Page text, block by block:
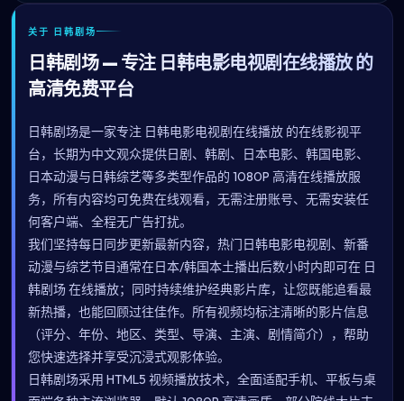
关于 日韩剧场
日韩剧场 — 专注 日韩电影电视剧在线播放 的
高清免费平台
日韩剧场是一家专注 日韩电影电视剧在线播放 的在线影视平
台，长期为中文观众提供日剧、韩剧、日本电影、韩国电影、
日本动漫与日韩综艺等多类型作品的 1080P 高清在线播放服
务，所有内容均可免费在线观看，无需注册账号、无需安装任
何客户端、全程无广告打扰。
我们坚持每日同步更新最新内容，热门日韩电影电视剧、新番
动漫与综艺节目通常在日本/韩国本土播出后数小时内即可在 日
韩剧场 在线播放；同时持续维护经典影片库，让您既能追看最
新热播，也能回顾过往佳作。所有视频均标注清晰的影片信息
（评分、年份、地区、类型、导演、主演、剧情简介），帮助
您快速选择并享受沉浸式观影体验。
日韩剧场采用 HTML5 视频播放技术，全面适配手机、平板与桌